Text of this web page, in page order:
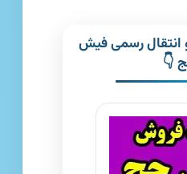
انتقال رسمی فیش
👇